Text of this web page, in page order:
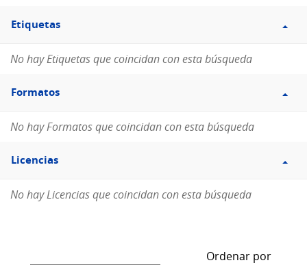
Filtro
Etiquetas
Etiquetas
No hay Etiquetas que coincidan con esta búsqueda
Filtro
Formatos
Formatos
No hay Formatos que coincidan con esta búsqueda
Filtro
Licencias
Licencias
No hay Licencias que coincidan con esta búsqueda
Ordenar por